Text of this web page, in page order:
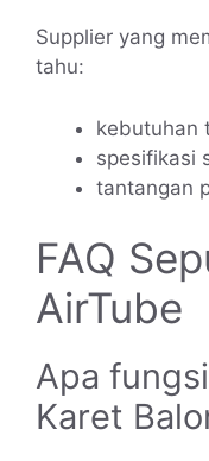
Supplier yang
tahu:
kebutuhan
spesifikasi
tantangan
FAQ
AirTube
Apa
Karet